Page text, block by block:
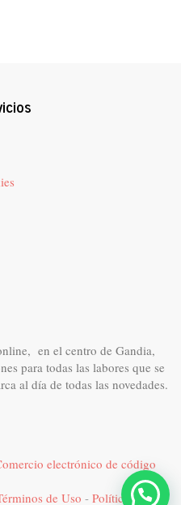
en el centro de Gandia,
para todas las labores que se
al día de todas las novedades.
electrónico de código
de Uso - Política de